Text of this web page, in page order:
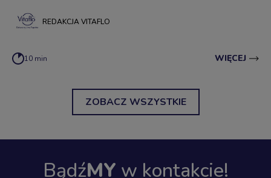
REDAKCJA VITAFLO
10 min WIĘCEJ
ZOBACZ WSZYSTKIE
BądźMY w kontakcie!